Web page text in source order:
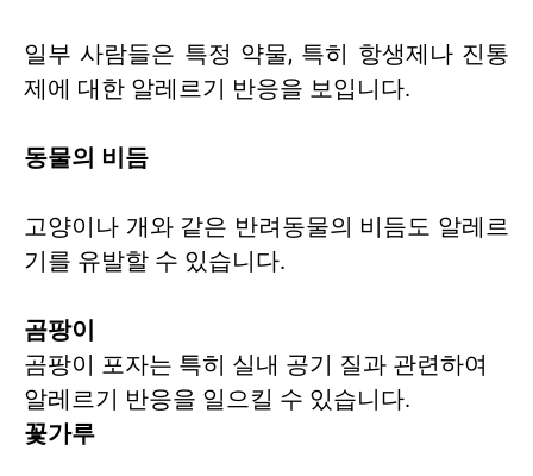
일부 사람들은 특정 약물, 특히 항생제나 진통
제에 대한 알레르기 반응을 보입니다.
동물의 비듬
고양이나 개와 같은 반려동물의 비듬도 알레르
기를 유발할 수 있습니다.
곰팡이
곰팡이 포자는 특히 실내 공기 질과 관련하여
알레르기 반응을 일으킬 수 있습니다.
꽃가루